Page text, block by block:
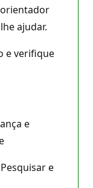
ajudar.
e verifique
e
e